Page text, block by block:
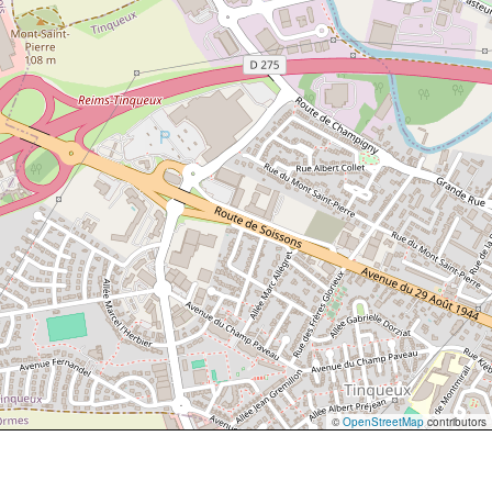
©OpenStreetMapcontributors